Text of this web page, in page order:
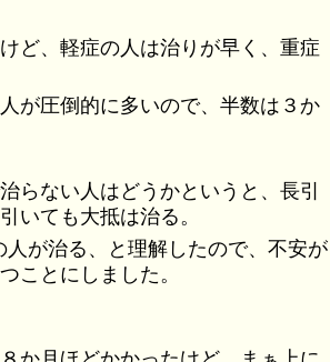
ど、軽症の人は治りが早く、重症
が圧倒的に多いので、半数は３か
らない人はどうかというと、長引
いても大抵は治る。
人が治る、と理解したので、不安が
ことにしました。